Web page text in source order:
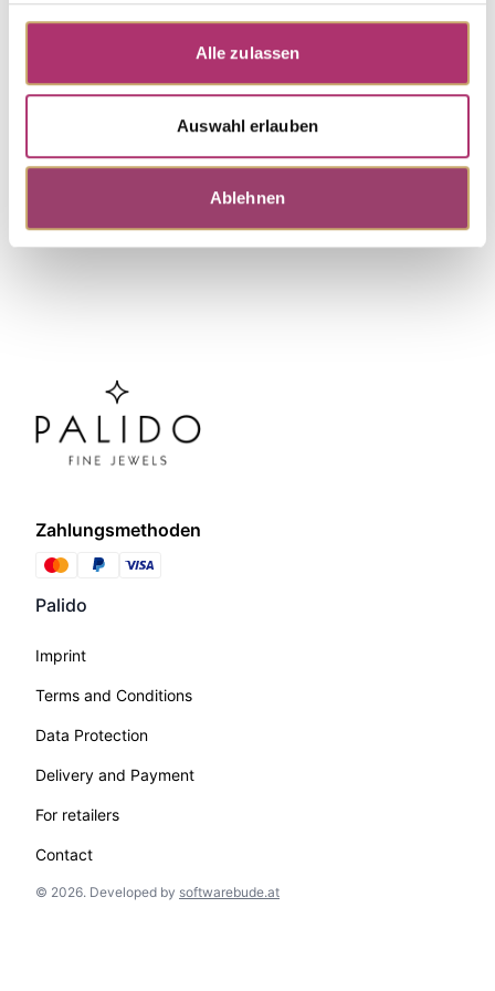
Alle zulassen
Auswahl erlauben
Ablehnen
0.03ct H/SI
Zahlungsmethoden
Palido
Imprint
Terms and Conditions
Data Protection
Delivery and Payment
For retailers
Contact
© 2026. Developed by softwarebude.at